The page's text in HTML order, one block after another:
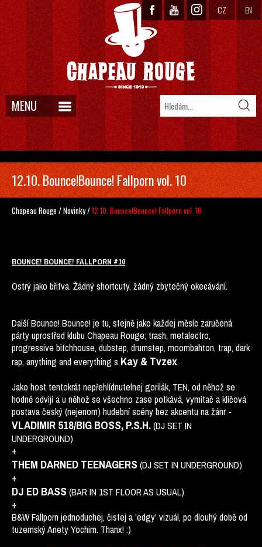
CZ EN
MENU
12.10. Bounce!Bounce! Fallporn vol. 10
Chapeau Rouge /Novinky/12.10. Bounce!Bounce! Fallporn vol. 10
BOUNCE! BOUNCE! FALLPORN #10
Ostrý jako břitva. Žádný shortcuty, žádný zbytečný okecávání.
Další Bounce! Bounce! je tu, stejně jako každej měsíc zaručená
párty uprostřed klubu Chapeau Rouge; trash, metalectro,
progressive bitchhouse, dubstep, drumstep, moombahton, trap, dark
rap, anything and everything s Kay & Tvzex.
Jako host tentokrát nepřehlídnutelnej gorilák, TEN, od něhož se
hodně odvíjí a u něhož se všechno zase potkává, vymítač a klíčová
postava český (nejenom) hudební scény bez akcentu na žánr -
VLADIMIR 518/BIG BOSS, P.S.H.(DJ SET IN
UNDERGROUND)
+
THEM DARNED TEENAGERS (DJ SET IN UNDERGROUND)
+
DJ ED BASS (BAR IN 1ST FLOOR AS USUAL)
+
B&W Fallporn jednoduchej, čistej a 'edgy' vizuál, po dlouhý době od
tuzemský Anety Yochim. Thanx! :)